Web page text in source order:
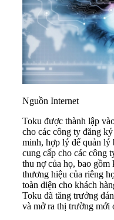
Nguồn Internet
Toku được thành lập
cho các công ty đăng
minh, hợp lý để quản
cung cấp cho các công
thu nợ của họ, bao gồm
thương hiệu của riêng
toàn diện cho khách
Toku đã tăng trưởng
và mở ra thị trường mới